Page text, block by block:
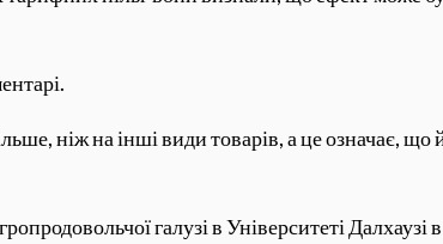
ніж на інші види товарів, а це означає,
галузі в Університеті